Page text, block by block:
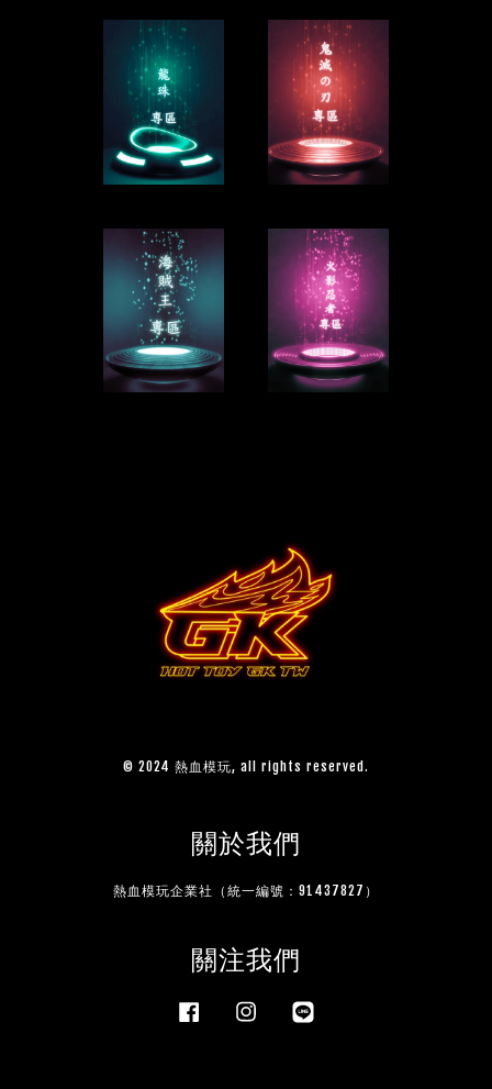
© 2024 熱血模玩, all rights reserved.
關於我們
熱血模玩企業社（統一編號：91437827）
關注我們
Facebook Instagram